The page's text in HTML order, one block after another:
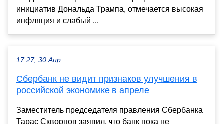
инициатив Дональда Трампа, отмечается высокая
инфляция и слабый ...
17:27, 30 Апр
Сбербанк не видит признаков улучшения в
российской экономике в апреле
Заместитель председателя правления Сбербанка
Тарас Скворцов заявил, что банк пока не